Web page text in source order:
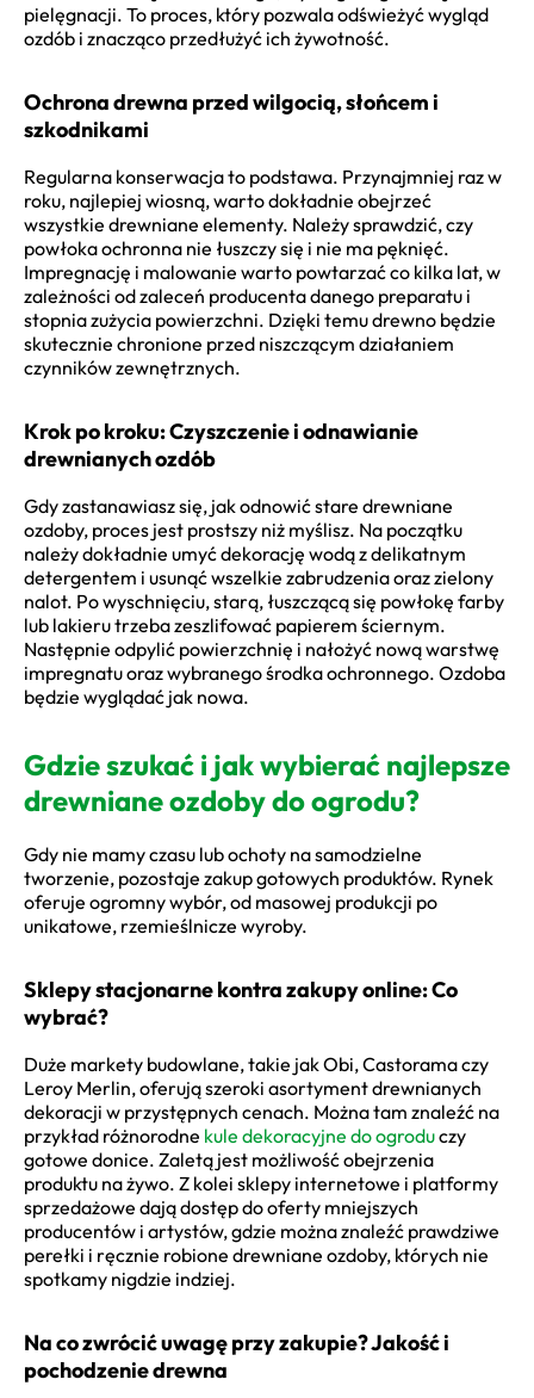
pielęgnacji. To proces, który pozwala odświeżyć wygląd
ozdób i znacząco przedłużyć ich żywotność.
Ochrona drewna przed wilgocią, słońcem i
szkodnikami
Regularna konserwacja to podstawa. Przynajmniej raz w
roku, najlepiej wiosną, warto dokładnie obejrzeć
wszystkie drewniane elementy. Należy sprawdzić, czy
powłoka ochronna nie łuszczy się i nie ma pęknięć.
Impregnację i malowanie warto powtarzać co kilka lat, w
zależności od zaleceń producenta danego preparatu i
stopnia zużycia powierzchni. Dzięki temu drewno będzie
skutecznie chronione przed niszczącym działaniem
czynników zewnętrznych.
Krok po kroku: Czyszczenie i odnawianie
drewnianych ozdób
Gdy zastanawiasz się, jak odnowić stare drewniane
ozdoby, proces jest prostszy niż myślisz. Na początku
należy dokładnie umyć dekorację wodą z delikatnym
detergentem i usunąć wszelkie zabrudzenia oraz zielony
nalot. Po wyschnięciu, starą, łuszczącą się powłokę farby
lub lakieru trzeba zeszlifować papierem ściernym.
Następnie odpylić powierzchnię i nałożyć nową warstwę
impregnatu oraz wybranego środka ochronnego. Ozdoba
będzie wyglądać jak nowa.
Gdzie szukać i jak wybierać najlepsze
drewniane ozdoby do ogrodu?
Gdy nie mamy czasu lub ochoty na samodzielne
tworzenie, pozostaje zakup gotowych produktów. Rynek
oferuje ogromny wybór, od masowej produkcji po
unikatowe, rzemieślnicze wyroby.
Sklepy stacjonarne kontra zakupy online: Co
wybrać?
Duże markety budowlane, takie jak Obi, Castorama czy
Leroy Merlin, oferują szeroki asortyment drewnianych
dekoracji w przystępnych cenach. Można tam znaleźć na
przykład różnorodne kule dekoracyjne do ogroduczy
gotowe donice. Zaletą jest możliwość obejrzenia
produktu na żywo. Z kolei sklepy internetowe i platformy
sprzedażowe dają dostęp do oferty mniejszych
producentów i artystów, gdzie można znaleźć prawdziwe
perełki i ręcznie robione drewniane ozdoby, których nie
spotkamy nigdzie indziej.
Na co zwrócić uwagę przy zakupie? Jakość i
pochodzenie drewna